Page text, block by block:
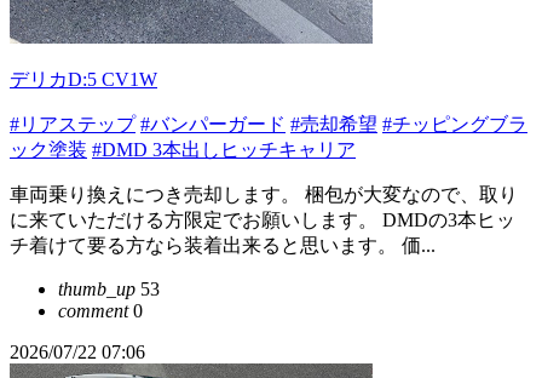
デリカD:5 CV1W
#リアステップ #バンパーガード #売却希望 #チッピングブラ
ック塗装 #DMD 3本出しヒッチキャリア
車両乗り換えにつき売却します。 梱包が大変なので、取り
に来ていただける方限定でお願いします。 DMDの3本ヒッ
チ着けて要る方なら装着出来ると思います。 価...
thumb_up 53
comment0
2026/07/22 07:06